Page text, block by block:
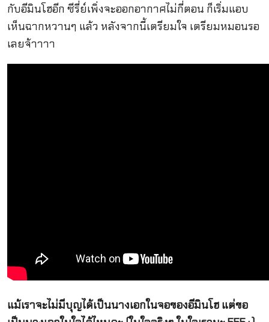
กับอีมินโฮอีก ซีรี่ย์เพิ่งจะออกอากาศไม่กี่ตอน ก็เริ่มแอบ
เห็นฉากหวานๆ แล้ว หลังจากนี้เตรียมใจ เตรียมหมอนรอ
เลยจ้าาาา
แม้เราจะไม่มีบุญได้เป็นนางเอกในจอของอีมินโฮ แต่ขอ